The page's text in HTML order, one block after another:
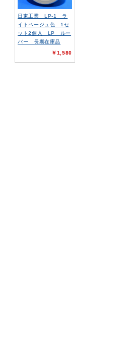
日東工業 LP-1 ラ
イトベージュ色 1セ
ット2個入 LP ルー
バー 長期在庫品
￥1,580